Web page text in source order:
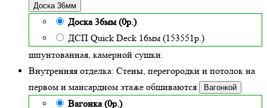
Доска 36мм
Доска 36мм (0р.)
ДСП Quick Deck 16мм (153551р.)
шпунтованная, камерной сушки.
Внутренняя отделка: Стены, перегородки и потолок на
первом и мансардном этаже обшиваются
Вагонкой
Вагонка (0р.)